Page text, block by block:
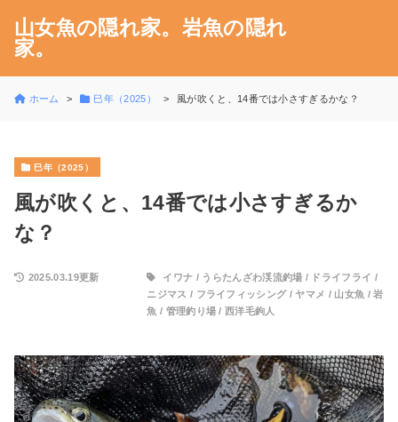
山女魚の隠れ家。岩魚の隠れ
家。
ホーム 巳年（2025） 風が吹くと、14番では小さすぎるかな？
巳年（2025）
風が吹くと、14番では小さすぎるか
な？
2025.03.19更新 イワナ / うらたんざわ渓流釣場 / ドライフライ /
ニジマス / フライフィッシング/ ヤマメ / 山女魚 /岩
魚 / 管理釣り場 /西洋毛鉤人